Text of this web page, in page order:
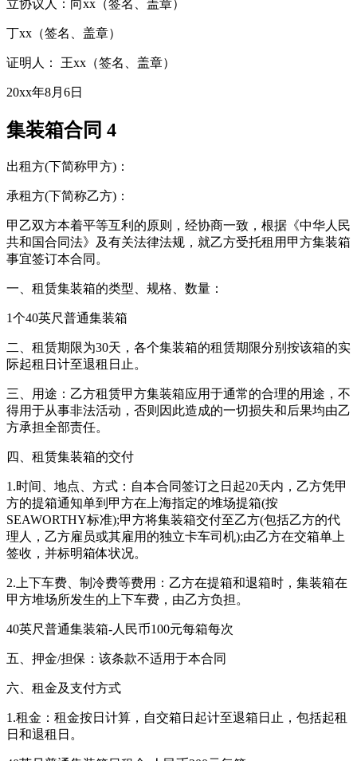
立协议人：向xx（签名、盖章）
丁xx（签名、盖章）
证明人： 王xx（签名、盖章）
20xx年8月6日
集装箱合同 4
出租方(下简称甲方)：
承租方(下简称乙方)：
甲乙双方本着平等互利的原则，经协商一致，根据《中华人民
共和国合同法》及有关法律法规，就乙方受托租用甲方集装箱
事宜签订本合同。
一、租赁集装箱的类型、规格、数量：
1个40英尺普通集装箱
二、租赁期限为30天，各个集装箱的租赁期限分别按该箱的实
际起租日计至退租日止。
三、用途：乙方租赁甲方集装箱应用于通常的合理的用途，不
得用于从事非法活动，否则因此造成的一切损失和后果均由乙
方承担全部责任。
四、租赁集装箱的交付
1.时间、地点、方式：自本合同签订之日起20天内，乙方凭甲
方的提箱通知单到甲方在上海指定的堆场提箱(按
SEAWORTHY标准);甲方将集装箱交付至乙方(包括乙方的代
理人，乙方雇员或其雇用的独立卡车司机);由乙方在交箱单上
签收，并标明箱体状况。
2.上下车费、制冷费等费用：乙方在提箱和退箱时，集装箱在
甲方堆场所发生的上下车费，由乙方负担。
40英尺普通集装箱-人民币100元每箱每次
五、押金/担保：该条款不适用于本合同
六、租金及支付方式
1.租金：租金按日计算，自交箱日起计至退箱日止，包括起租
日和退租日。